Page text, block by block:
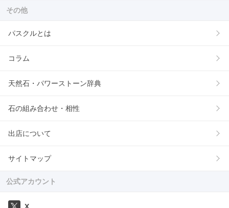
その他
パスクルとは
コラム
天然石・パワーストーン辞典
石の組み合わせ・相性
出店について
サイトマップ
公式アカウント